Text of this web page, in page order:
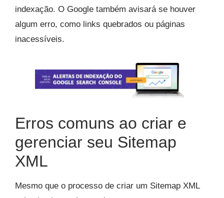
indexação. O Google também avisará se houver
algum erro, como links quebrados ou páginas
inacessíveis.
Erros comuns ao criar e
gerenciar seu Sitemap
XML
Mesmo que o processo de criar um Sitemap XML